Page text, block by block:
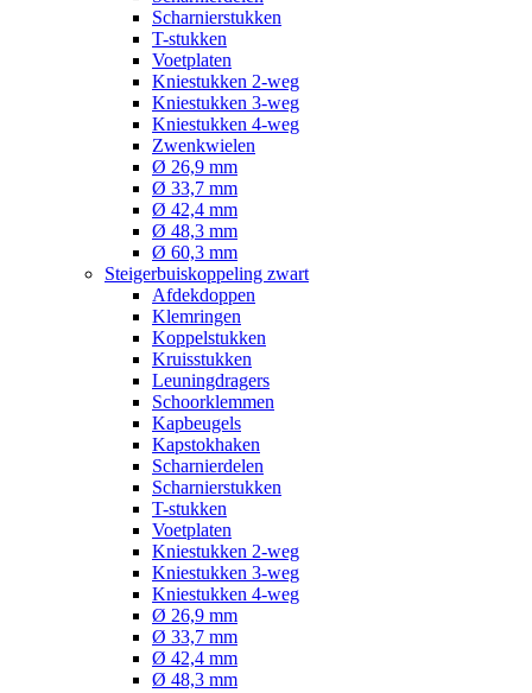
Scharnierstukken
T-stukken
Voetplaten
Kniestukken 2-weg
Kniestukken 3-weg
Kniestukken 4-weg
Zwenkwielen
Ø 26,9 mm
Ø 33,7 mm
Ø 42,4 mm
Ø 48,3 mm
Ø 60,3 mm
Steigerbuiskoppeling zwart
Afdekdoppen
Klemringen
Koppelstukken
Kruisstukken
Leuningdragers
Schoorklemmen
Kapbeugels
Kapstokhaken
Scharnierdelen
Scharnierstukken
T-stukken
Voetplaten
Kniestukken 2-weg
Kniestukken 3-weg
Kniestukken 4-weg
Ø 26,9 mm
Ø 33,7 mm
Ø 42,4 mm
Ø 48,3 mm